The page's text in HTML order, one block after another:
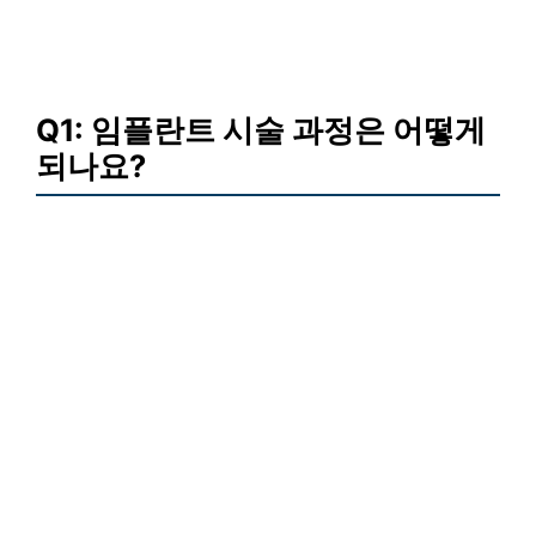
Q1: 임플란트 시술 과정은 어떻게
되나요?